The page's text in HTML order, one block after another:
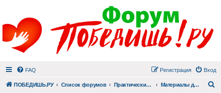
FAQ Вход
Регистрация
ПОБЕДИШЬ.РУ Список форумов Практический раздел Материалы для практической помощи